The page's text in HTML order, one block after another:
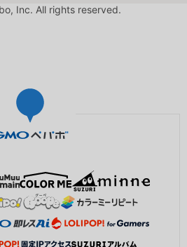
Inc. All rights reserved.